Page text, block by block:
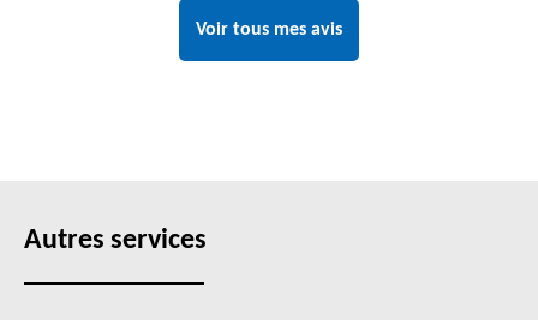
Voir tous mes avis
Autres services